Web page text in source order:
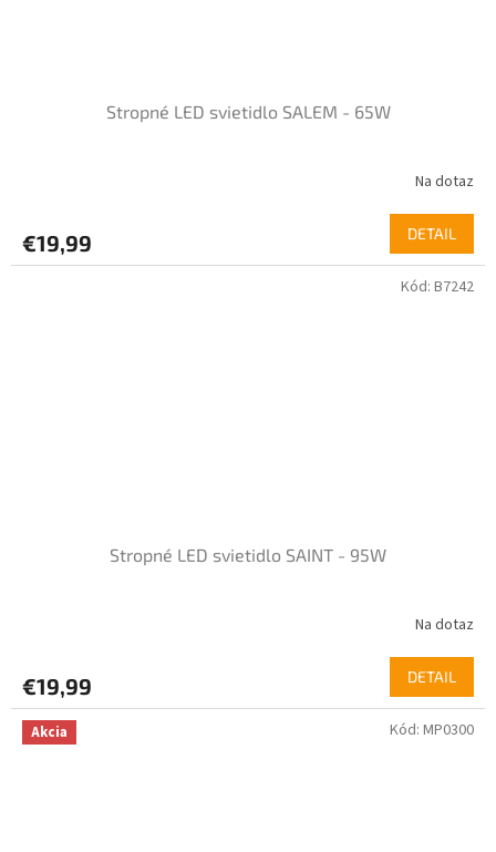
Stropné LED svietidlo SALEM - 65W
Na dotaz
€19,99 DETAIL
Stropné LED svietidlo SAINT - 95W
Na dotaz
€19,99 DETAIL
Kód: B7242
Akcia Kód: MP0300